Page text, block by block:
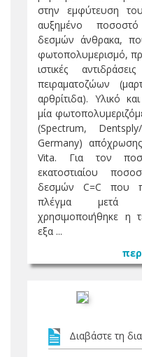
στην εμφύτευση
αυξημένο
δεσμών άνθρακα,
φωτοπολυμερισμό,
ιστικές
πειραματοζώων
αρθρίτιδα). Υλικό
μία
(Spectrum,
Germany)
Vita. Για τον
εκατοστιαίου
δεσμών C=C που
πλέγμα μετά
χρησιμοποιήθηκε η
εξα ...
Διαβάστε τη